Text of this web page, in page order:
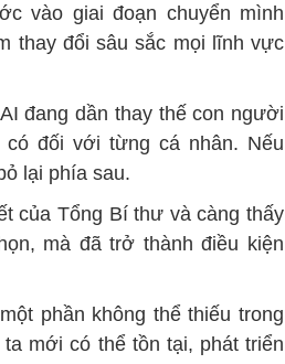
vào giai đoạn chuyển mình
thay đổi sâu sắc mọi lĩnh vực
đang dần thay thế con người
đối với từng cá nhân. Nếu
lại phía sau.
của Tổng Bí thư và càng thấy
mà đã trở thành điều kiện
phần không thể thiếu trong
mới có thể tồn tại, phát triển